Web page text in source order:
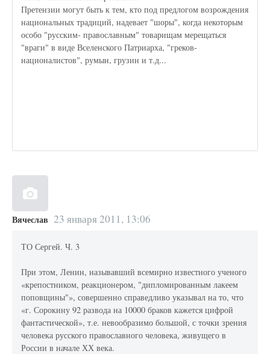
Претензии могут быть к тем, кто под предлогом возрождения
национальных традиций, надевает "шоры", когда некоторым
особо "русским- православным" товарищам мерещаться
"враги" в виде Вселенского Патриарха, "греков-
националистов", румын, грузин и т.д...
Вячеслав 23 января 2011, 13:06
ТО Сергей. Ч. 3
При этом, Ленин, называвший всемирно известного ученого
«крепостником, реакционером, "дипломированным лакеем
поповщины"», совершенно справедливо указывал на то, что
«г. Сорокину 92 развода на 10000 браков кажется цифрой
фантастической», т.е. невообразимо большой, с точки зрения
человека русского православного человека, живущего в
России в начале ХХ века.